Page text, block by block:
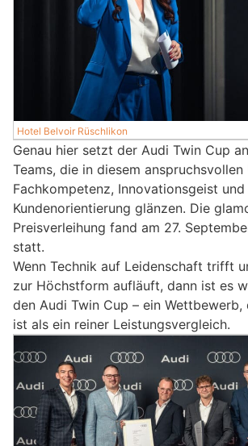
Hotel Belvoir Rüschlikon
Genau hier setzt der Audi Twin Cup
Teams, die in diesem
Fachkompetenz, Innovationsgeist
Kundenorientierung glänzen. Die
Preisverleihung fand am 27.
statt.
Wenn Technik auf Leidenschaft trifft
zur Höchstform aufläuft, dann ist es
den Audi Twin Cup – ein
ist als ein reiner Leistungsvergleich.